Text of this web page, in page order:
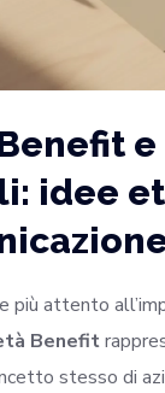
idee
più attento
Benefit
stesso di